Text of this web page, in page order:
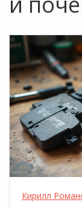
Кирилл